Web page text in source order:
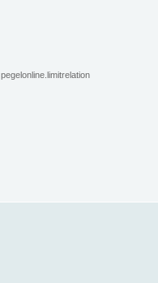
pegelonline.limitrelation